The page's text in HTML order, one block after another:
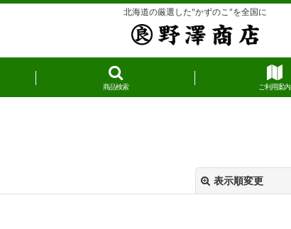
北海道の厳選した"かずのこ"を全国に
商品検索 ご利用案内
表示順変更